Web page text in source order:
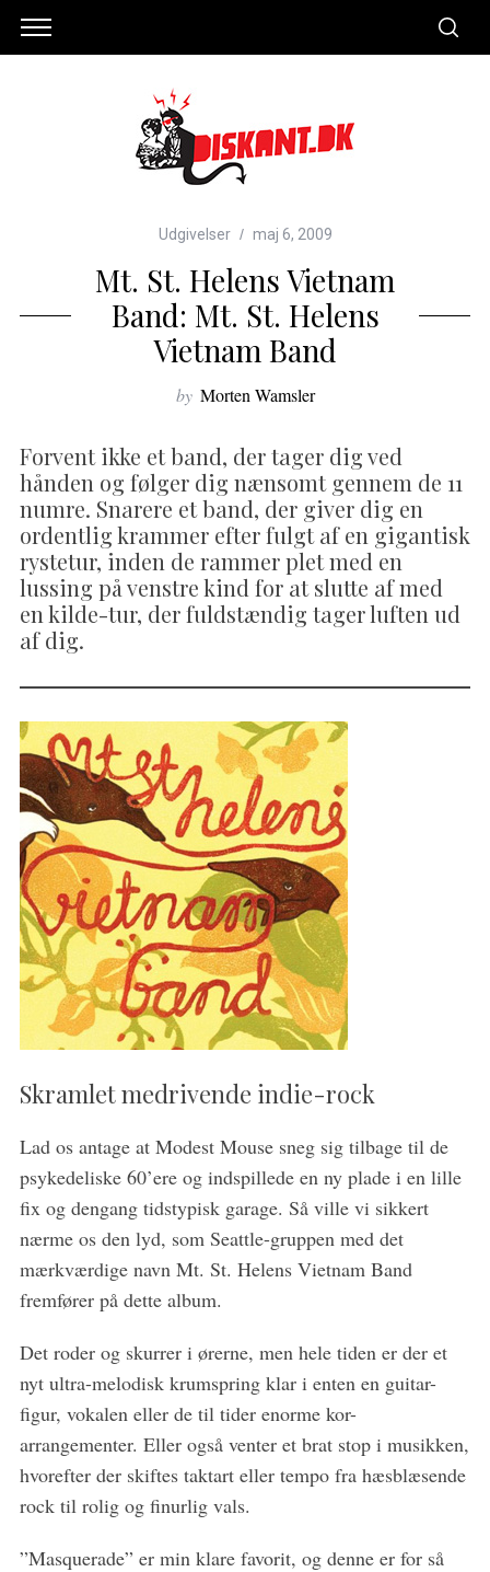
Udgivelser maj 6, 2009
Mt. St. Helens Vietnam
Band: Mt. St. Helens
Vietnam Band
by Morten Wamsler
Forvent ikke et band, der tager dig ved
hånden og følger dig nænsomt gennem de 11
numre. Snarere et band, der giver dig en
ordentlig krammer efter fulgt af en gigantisk
rystetur, inden de rammer plet med en
lussing på venstre kind for at slutte af med
en kilde-tur, der fuldstændig tager luften ud
af dig.
Skramlet medrivende indie-rock
Lad os antage at Modest Mouse sneg sig tilbage til de
psykedeliske 60’ere og indspillede en ny plade i en lille
fix og dengang tidstypisk garage. Så ville vi sikkert
nærme os den lyd, som Seattle-gruppen med det
mærkværdige navn Mt. St. Helens Vietnam Band
fremfører på dette album.
Det roder og skurrer i ørerne, men hele tiden er der et
nyt ultra-melodisk krumspring klar i enten en guitar-
figur, vokalen eller de til tider enorme kor-
arrangementer. Eller også venter et brat stop i musikken,
hvorefter der skiftes taktart eller tempo fra hæsblæsende
rock til rolig og finurlig vals.
”Masquerade” er min klare favorit, og denne er for så
e
a
r
h
f
o
: